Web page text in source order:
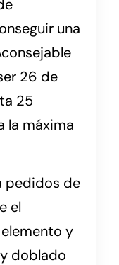
una
26 de
25
la máxima
pedidos de
el
y
doblado